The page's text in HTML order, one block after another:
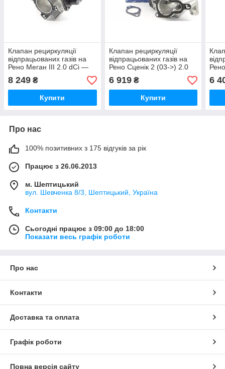
Клапан рециркуляції
відпрацьованих газів на
Рено Меган III 2.0 dCi —
RENAULT (Оригінал)
147105543R
8 249 ₴
Купити
Клапан рециркуляції
відпрацьованих газів на
Рено Сценік 2 (03->) 2.0
dCi — PIERBURG
(Німеччина) 710334050
6 919₴
Купити
6
Про нас
100% позитивних з 175 відгуків за рік
Працює з 26.06.2013
м. Шептицький
вул. Шевченка 8/3, Шептицький, Україна
Контакти
Сьогодні працює з 09:00 до 18:00
Показати весь графік роботи
Про нас
Контакти
Доставка та оплата
Графік роботи
Повна версія сайту